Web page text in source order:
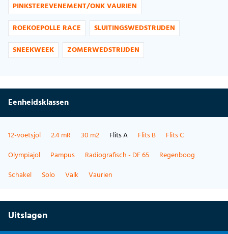
PINKSTEREVENEMENT/ONK VAURIEN
ROEKOEPOLLE RACE
SLUITINGSWEDSTRIJDEN
SNEEKWEEK
ZOMERWEDSTRIJDEN
Eenheidsklassen
12-voetsjol 2.4 mR 30 m2 Flits A Flits B
Flits C
Olympiajol
Pampus Radiografisch - DF 65
Regenboog
Schakel
Solo Valk Vaurien
Uitslagen